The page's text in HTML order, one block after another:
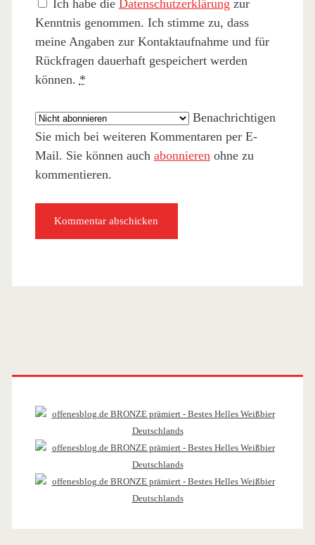
Ich habe die Datenschutzerklärung zur
Kenntnis genommen. Ich stimme zu, dass
meine Angaben zur Kontaktaufnahme und für
Rückfragen dauerhaft gespeichert werden
können. *
Benachrichtigen
Sie mich bei weiteren Kommentaren per E-
Mail. Sie können auch abonnierenohne zu
kommentieren.
Primäre
Sidebar